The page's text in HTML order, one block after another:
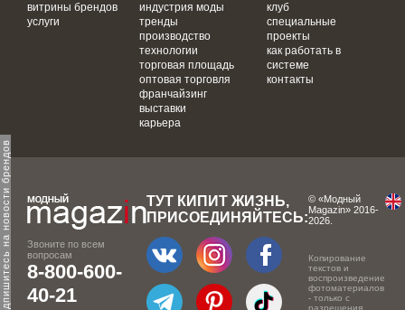
подпишитесь на новости брендов
витрины брендов
услуги
индустрия моды
тренды
производство
технологии
торговая площадь
оптовая торговля
франчайзинг
выставки
карьера
клуб
специальные
проекты
как работать в
системе
контакты
Звоните по всем
вопросам
8-800-600-
40-21
ТУТ КИПИТ ЖИЗНЬ,
ПРИСОЕДИНЯЙТЕСЬ:
© «Модный
Magazin» 2016-
2026.
Копирование
текстов и
воспроизведение
фотоматериалов
- только с
разрешения